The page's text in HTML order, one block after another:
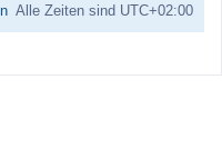
a
g
Alle Zeiten sind UTC+02:00